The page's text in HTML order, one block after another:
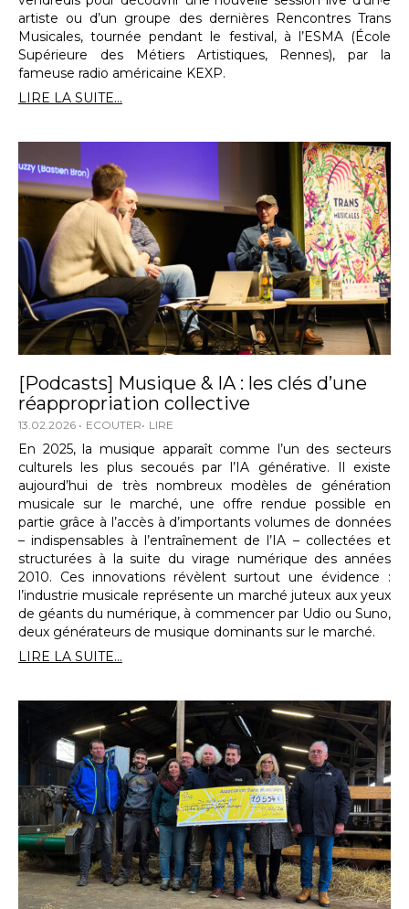
artiste ou d’un groupe des dernières Rencontres Trans
Musicales, tournée pendant le festival, à l’ESMA (École
Supérieure des Métiers Artistiques, Rennes), par la
fameuse radio américaine KEXP.
LIRE LA SUITE...
[Podcasts] Musique & IA : les clés d’une
réappropriation collective
13.02.2026 ECOUTER LIRE
En 2025, la musique apparaît comme l’un des secteurs
culturels les plus secoués par l’IA générative. Il existe
aujourd’hui de très nombreux modèles de génération
musicale sur le marché, une offre rendue possible en
partie grâce à l’accès à d’importants volumes de données
– indispensables à l’entraînement de l’IA – collectées et
structurées à la suite du virage numérique des années
2010. Ces innovations révèlent surtout une évidence :
l’industrie musicale représente un marché juteux aux yeux
de géants du numérique, à commencer par Udio ou Suno,
deux générateurs de musique dominants sur le marché.
LIRE LA SUITE...